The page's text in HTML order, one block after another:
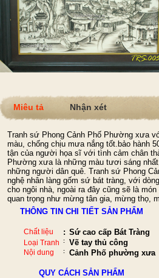
Miêu tả Nhận xét
Tranh sứ Phong Cảnh Phố Phường xưa
màu, chống chịu mưa nắng tốt.bảo hành
tận của người họa sĩ với tình cảm chân
Phường xưalà những màu tươi sáng
những người dân quê. Tranh sứ Phong
nghệ nhân làng gốm sứ bát tràng, với
cho ngôi nhà, ngoài ra đây cũng sẽ là
quan trọng như mừng tân gia, mừng thọ,
THÔNG TIN CHI TIẾT SẢN PHẨM
Chất liệu : Sứ cao cấp Bát Tràng
Loại Tranh : Vẽ tay thủ công
Nội dung : Cảnh Phố phường xưa
QUY CÁCH SẢN PHẨM